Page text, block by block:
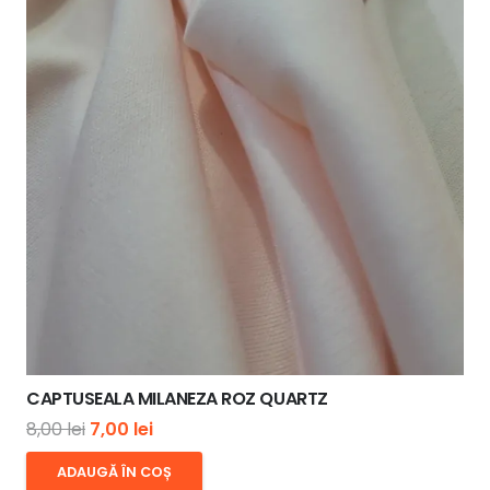
CAPTUSEALA MILANEZA ROZ QUARTZ
8,00lei Prețul
inițial
7,00 leiPrețul
curent
ADAUGĂ ÎN COȘ